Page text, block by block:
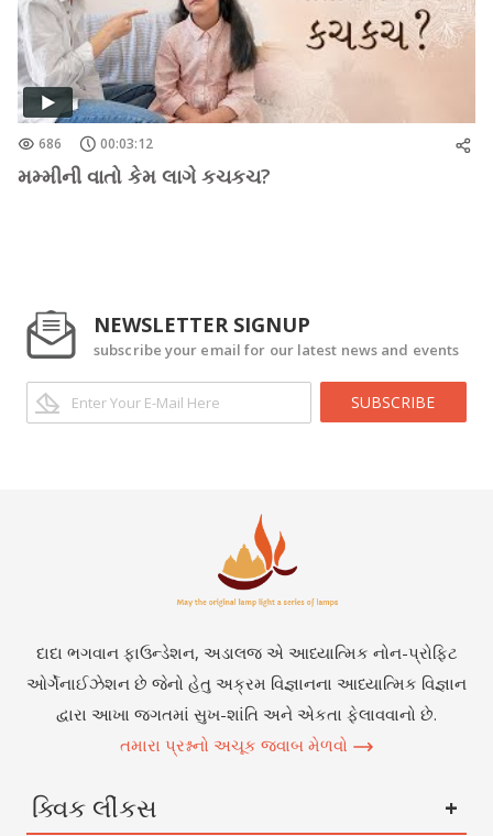
686 00:03:12
મમ્મીની વાતો કેમ લાગે કચકચ?
NEWSLETTER SIGNUP
subscribe your email for our latest news and events
SUBSCRIBE
દાદા ભગવાન ફાઉન્ડેશન, અડાલજ એ આધ્યાત્મિક નોન-પ્રોફિટ
ઓર્ગેનાઈઝેશન છે જેનો હેતુ અક્રમ વિજ્ઞાનના આધ્યાત્મિક વિજ્ઞાન
દ્વારા આખા જગતમાં સુખ-શાંતિ અને એકતા ફેલાવવાનો છે.
તમારા પ્રશ્નનો અચૂક જવાબ મેળવો
ક્વિક લીંકસ